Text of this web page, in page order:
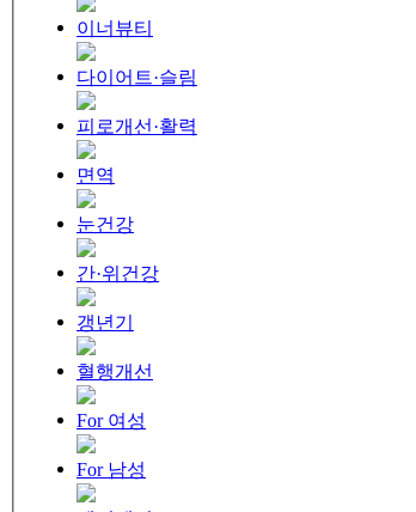
이너뷰티
다이어트·슬림
피로개선·활력
면역
눈건강
간·위건강
갱년기
혈행개선
For 여성
For 남성